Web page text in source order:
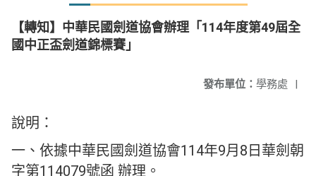
【轉知】中華民國劍道協會辦理「114年度第49屆全
國中正盃劍道錦標賽」
發布單位： 學務處 |
說明：
一、依據中華民國劍道協會114年9月8日華劍朝
字第114079號函 辦理。